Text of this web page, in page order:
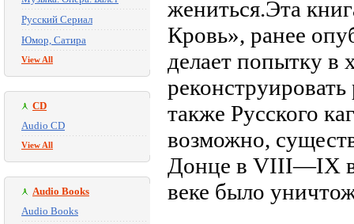
Русский Сериал
Юмор, Сатира
View All
CD
Audio CD
View All
Audio Books
Audio Books
жениться.Эта
Кровь», ранее
делает попытку в
также Русского
возможно,
Донце в VIII—IX
веке было